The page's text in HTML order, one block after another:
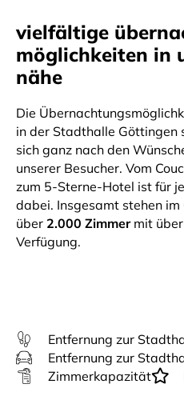
vielfältige
möglichkeiten in
nähe
Die
in der Stadthalle Göttingen
sich ganz nach den
unserer Besucher. Vom
zum 5-Sterne-Hotel ist für
dabei. Insgesamt stehen
über 2.000 Zimmermit über
Verfügung.
Entfernung zur
Entfernung zur
Zimmerkapazität